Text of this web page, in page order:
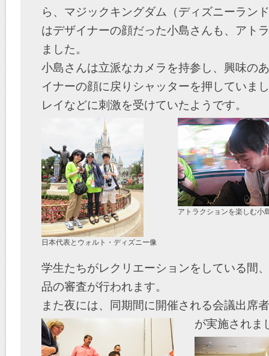
ら、マジックキングダム（ディズニーラン
はデザイナーの顔だった小島さんも、アト
ました。
小島さんは立派なカメラを持参し、興味の
イナーの顔に戻りシャッターを押していま
レイなどに刺激を受けていたようです。
日本代表とウォルト・ディズニー像
アトラクションを楽しむ小
学生たちがレクリエーションをしている間
品の審査が行われます。
また夜には、同期間に開催される会議出席
が実施されま